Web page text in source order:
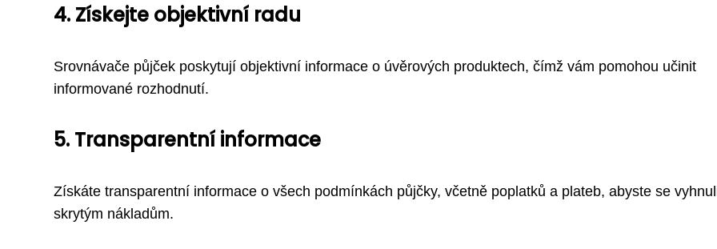
4. Získejte objektivní radu
Srovnávače půjček poskytují objektivní informace o úvěrových produktech, čímž vám pomohou učinit
informované rozhodnutí.
5. Transparentní informace
Získáte transparentní informace o všech podmínkách půjčky, včetně poplatků a plateb, abyste se
skrytým nákladům.